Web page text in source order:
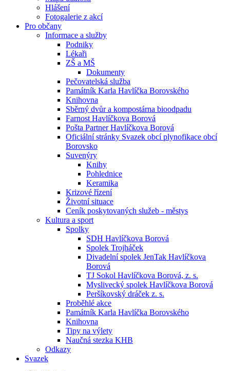
Hlášení
Fotogalerie z akcí
Pro občany
Informace a služby
Podniky
Lékaři
ZŠ a MŠ
Dokumenty
Pečovatelská služba
Památník Karla Havlíčka Borovského
Knihovna
Sběrný dvůr a kompostárna bioodpadu
Farnost Havlíčkova Borová
Pošta Partner Havlíčkova Borová
Oficiální stránky Svazek obcí plynofikace obcí
Borovsko
Suvenýry
Knihy
Pohlednice
Keramika
Krizové řízení
Životní situace
Ceník poskytovaných služeb - městys
Kultura a sport
Spolky
SDH Havlíčkova Borová
Spolek Trojháček
Divadelní spolek JenTak Havlíčkova
Borová
TJ Sokol Havlíčkova Borová, z. s.
Myslivecký spolek Havlíčkova Borová
Peršíkovský dráček z. s.
Proběhlé akce
Památník Karla Havlíčka Borovského
Knihovna
Tipy na výlety
Naučná stezka KHB
Odkazy
Svazek